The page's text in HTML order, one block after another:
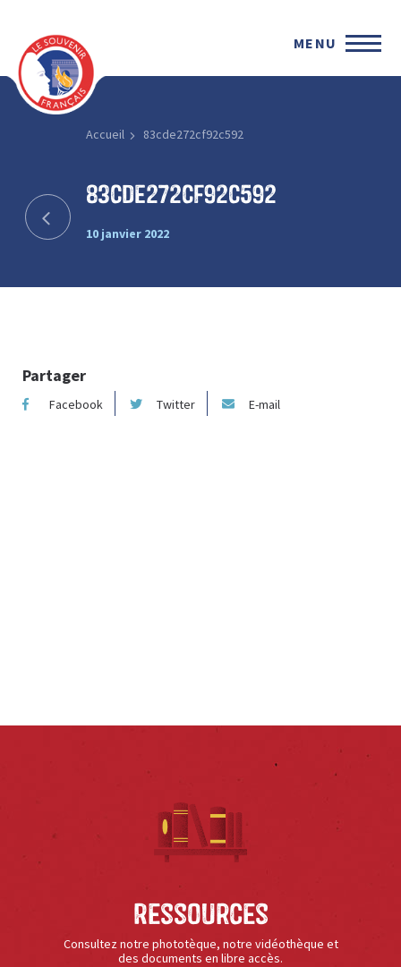
MENU
Accueil 83cde272cf92c592
83cde272cf92c592
10 janvier 2022
Partager
Facebook Twitter E-mail
Ressources
Consultez notre phototèque, notre vidéothèque et
des documents en libre accès.